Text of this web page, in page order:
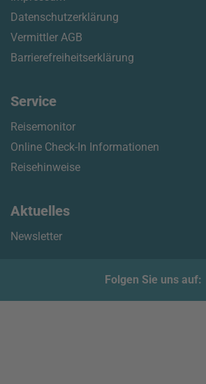
Datenschutzerklärung
Vermittler AGB
Barrierefreiheitserklärung
Service
Reisemonitor
Online Check-In Informationen
Reisehinweise
Aktuelles
Newsletter
Folgen Sie uns auf: